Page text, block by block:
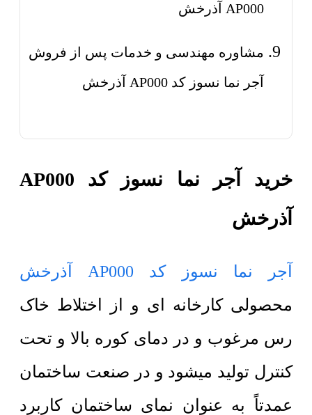
AP000 آذرخش
مشاوره مهندسی و خدمات پس از فروش
آجر نما نسوز کد AP000 آذرخش
خرید آجر نما نسوز کد AP000
آذرخش
آجر نما نسوز کد AP000 آذرخش
محصولی کارخانه ای و از اختلاط خاک
رس مرغوب و در دمای کوره بالا و تحت
کنترل تولید میشود و در صنعت ساختمان
عمدتاً به عنوان نمای ساختمان کاربرد